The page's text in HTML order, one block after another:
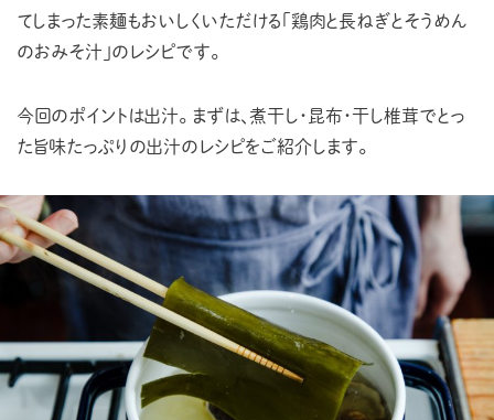
てしまった素麺もおいしくいただける「鶏肉と長ねぎとそうめん
のおみそ汁」のレシピです。
今回のポイントは出汁。 まずは、煮干し・昆布・干し椎茸でとっ
た旨味たっぷりの出汁のレシピをご紹介します。